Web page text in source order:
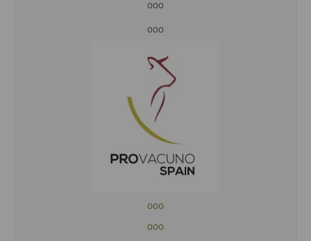
ooo
ooo
ooo
ooo